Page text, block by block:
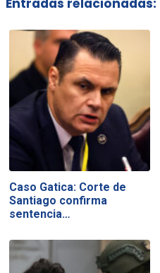
Entradas relacionadas:
Caso Gatica: Corte de
Santiago confirma
sentencia…